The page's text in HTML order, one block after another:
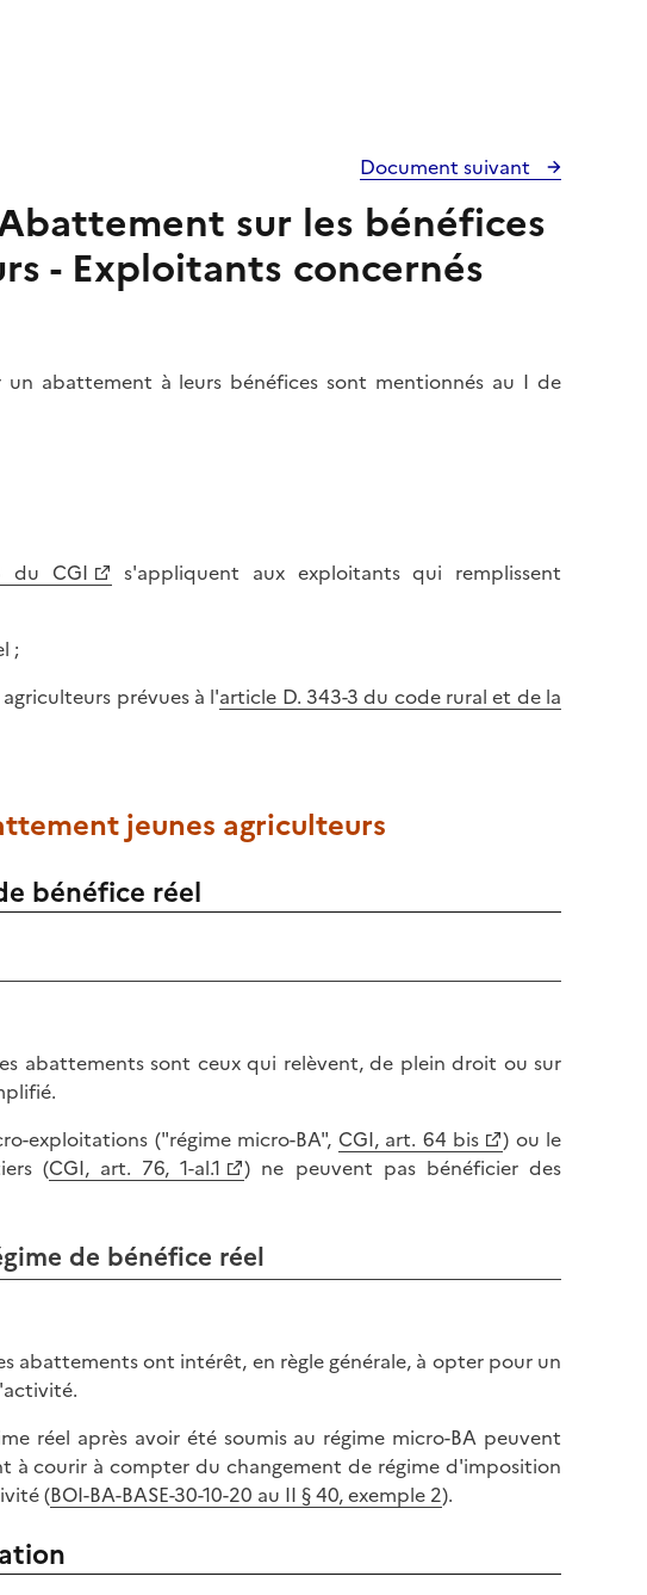
Document suivant
sur les bénéfices
- Exploitants concernés
un abattement à leurs bénéfices sont mentionnés au I de
du CGI
s'appliquent aux exploitants qui remplissent
;
prévues à l'article D. 343-3 du code rural et de la
jeunes agriculteurs
bénéfice réel
abattements sont ceux qui relèvent, de plein droit ou sur
exploitations ("régime micro-BA", CGI, art. 64 bis
) ou le
(CGI, art. 76, 1-al.1
) ne peuvent pas bénéficier des
de bénéfice réel
abattements ont intérêt, en règle générale, à opter pour un
réel après avoir été soumis au régime micro-BA peuvent
à courir à compter du changement de régime d'imposition
(BOI-BA-BASE-30-10-20 au II § 40, exemple 2).